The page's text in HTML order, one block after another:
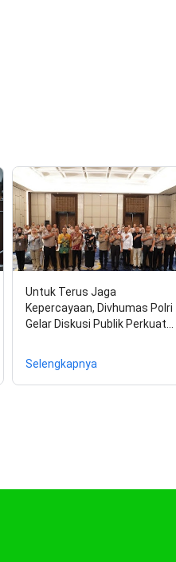
Untuk Terus Jaga
Kepercayaan, Divhumas Polri
Gelar Diskusi Publik Perkuat…
Selengkapnya